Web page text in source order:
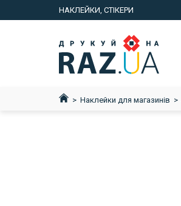
НАКЛЕЙКИ, СТІКЕРИ
Наклейки для магазинів